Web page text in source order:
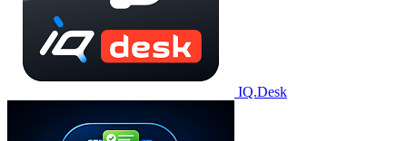
IQ.Desk